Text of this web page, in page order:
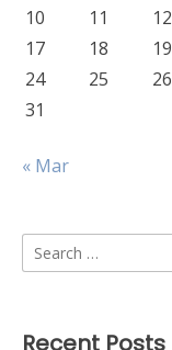
10
11 12
17
18 19
24
25 26
31
« Mar
Search
for:
Recent Posts